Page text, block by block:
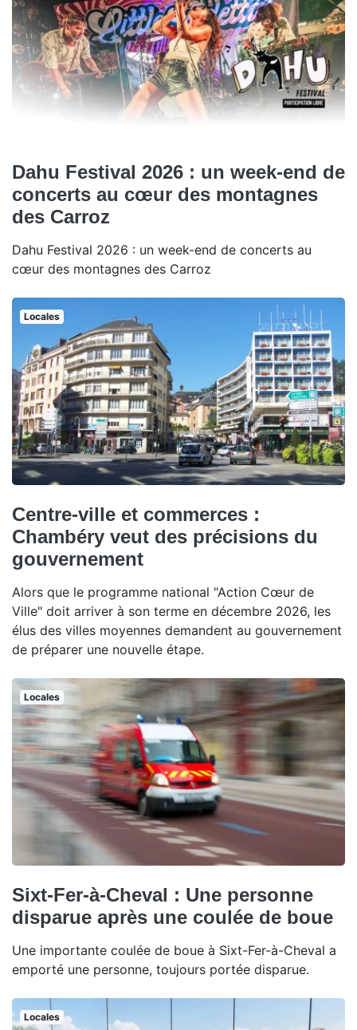
Dahu Festival 2026 : un week-end de
concerts au cœur des montagnes
des Carroz
Dahu Festival 2026 : un week-end de concerts au
cœur des montagnes des Carroz
Locales
Centre-ville et commerces :
Chambéry veut des précisions du
gouvernement
Alors que le programme national "Action Cœur de
Ville" doit arriver à son terme en décembre 2026, les
élus des villes moyennes demandent au gouvernement
de préparer une nouvelle étape.
Locales
Sixt-Fer-à-Cheval : Une personne
disparue après une coulée de boue
Une importante coulée de boue à Sixt-Fer-à-Cheval a
emporté une personne, toujours portée disparue.
Locales